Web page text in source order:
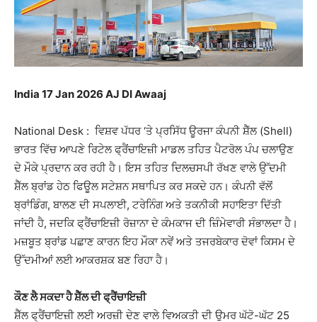
India 17 Jan 2026 AJ DI Awaaj
National Desk : ਵਿਸ਼ਵ ਪੱਧਰ ‘ਤੇ ਪ੍ਰਸਿੱਧ ਊਰਜਾ ਕੰਪਨੀ ਸ਼ੈੱਲ (Shell)
ਭਾਰਤ ਵਿੱਚ ਆਪਣੇ ਰਿਟੇਲ ਫ੍ਰੈਂਚਾਇਜ਼ੀ ਮਾਡਲ ਤਹਿਤ ਪੈਟਰੋਲ ਪੰਪ ਚਲਾਉਣ
ਦੇ ਮੌਕੇ ਪ੍ਰਦਾਨ ਕਰ ਰਹੀ ਹੈ। ਇਸ ਤਹਿਤ ਦਿਲਚਸਪੀ ਰੱਖਣ ਵਾਲੇ ਉੱਦਮੀ
ਸ਼ੈੱਲ ਬ੍ਰਾਂਡ ਹੇਠ ਫਿਊਲ ਸਟੇਸ਼ਨ ਸਥਾਪਿਤ ਕਰ ਸਕਦੇ ਹਨ। ਕੰਪਨੀ ਵੱਲੋਂ
ਬ੍ਰਾਂਡਿੰਗ, ਬਾਲਣ ਦੀ ਸਪਲਾਈ, ਟਰੇਨਿੰਗ ਅਤੇ ਤਕਨੀਕੀ ਸਹਾਇਤਾ ਦਿੱਤੀ
ਜਾਂਦੀ ਹੈ, ਜਦਕਿ ਫ੍ਰੈਂਚਾਇਜ਼ੀ ਰੋਜ਼ਾਨਾ ਦੇ ਕੰਮਕਾਜ ਦੀ ਜ਼ਿੰਮੇਵਾਰੀ ਸੰਭਾਲਦਾ ਹੈ।
ਮਜ਼ਬੂਤ ਬ੍ਰਾਂਡ ਪਛਾਣ ਕਾਰਨ ਇਹ ਮੌਕਾ ਨਵੇਂ ਅਤੇ ਤਜਰਬੇਕਾਰ ਦੋਵਾਂ ਕਿਸਮ ਦੇ
ਉੱਦਮੀਆਂ ਲਈ ਆਕਰਸ਼ਕ ਬਣ ਰਿਹਾ ਹੈ।
ਕੌਣ ਲੈ ਸਕਦਾ ਹੈ ਸ਼ੈੱਲ ਦੀ ਫ੍ਰੈਂਚਾਇਜ਼ੀ
ਸ਼ੈੱਲ ਫ੍ਰੈਂਚਾਇਜ਼ੀ ਲਈ ਅਰਜ਼ੀ ਦੇਣ ਵਾਲੇ ਵਿਅਕਤੀ ਦੀ ਉਮਰ ਘੱਟੋ-ਘੱਟ 25